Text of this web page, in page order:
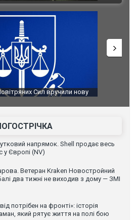
оборони уразили Ярославський НПЗ:
регіону заявив про
ВІДЕО
напрямок. Shell продає весь
у Європі (NV)
Ветеран Kraken Новостройний
два тижні не виходив з дому — ЗМІ
потрібен на фронті»: історія
який рятує життя на полі бою